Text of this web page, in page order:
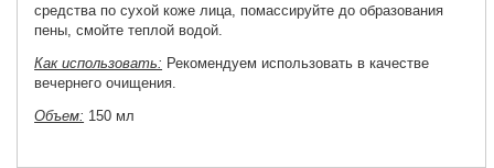
средства по сухой коже лица, помассируйте до образования
пены, смойте теплой водой.
Как использовать: Рекомендуем использовать в качестве
вечернего очищения.
Объем: 150 мл